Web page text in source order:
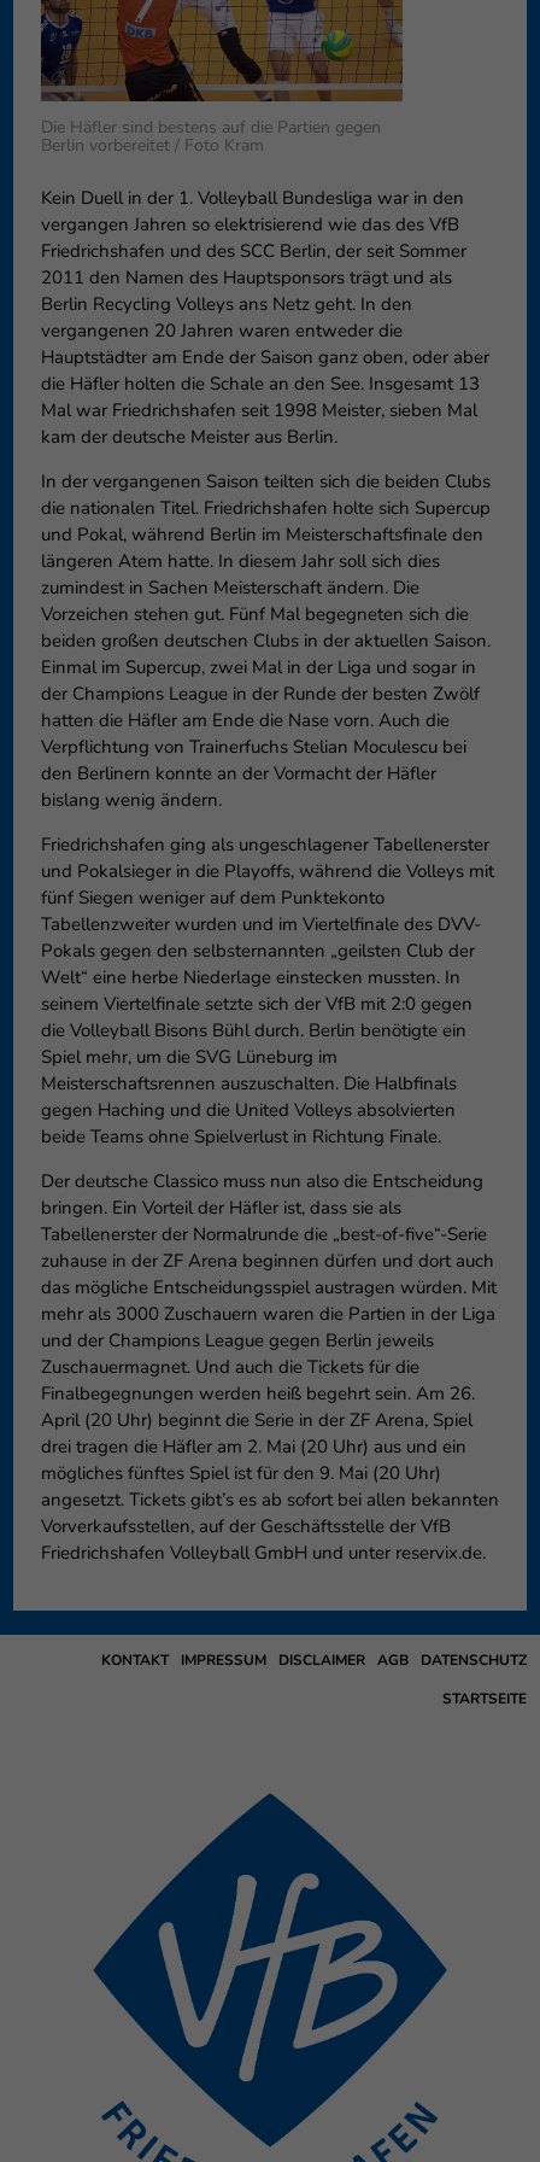
Die Häfler sind bestens auf die Partien gegen
Berlin vorbereitet / Foto Kram
Kein Duell in der 1. Volleyball Bundesliga war in den
vergangen Jahren so elektrisierend wie das des VfB
Friedrichshafen und des SCC Berlin, der seit Sommer
2011 den Namen des Hauptsponsors trägt und als
Berlin Recycling Volleys ans Netz geht. In den
vergangenen 20 Jahren waren entweder die
Hauptstädter am Ende der Saison ganz oben, oder aber
die Häfler holten die Schale an den See. Insgesamt 13
Mal war Friedrichshafen seit 1998 Meister, sieben Mal
kam der deutsche Meister aus Berlin.
In der vergangenen Saison teilten sich die beiden Clubs
die nationalen Titel. Friedrichshafen holte sich Supercup
und Pokal, während Berlin im Meisterschaftsfinale den
längeren Atem hatte. In diesem Jahr soll sich dies
zumindest in Sachen Meisterschaft ändern. Die
Vorzeichen stehen gut. Fünf Mal begegneten sich die
beiden großen deutschen Clubs in der aktuellen Saison.
Einmal im Supercup, zwei Mal in der Liga und sogar in
der Champions League in der Runde der besten Zwölf
hatten die Häfler am Ende die Nase vorn. Auch die
Verpflichtung von Trainerfuchs Stelian Moculescu bei
den Berlinern konnte an der Vormacht der Häfler
bislang wenig ändern.
Friedrichshafen ging als ungeschlagener Tabellenerster
und Pokalsieger in die Playoffs, während die Volleys mit
fünf Siegen weniger auf dem Punktekonto
Tabellenzweiter wurden und im Viertelfinale des DVV-
Pokals gegen den selbsternannten „geilsten Club der
Welt“ eine herbe Niederlage einstecken mussten. In
seinem Viertelfinale setzte sich der VfB mit 2:0 gegen
die Volleyball Bisons Bühl durch. Berlin benötigte ein
Spiel mehr, um die SVG Lüneburg im
Meisterschaftsrennen auszuschalten. Die Halbfinals
gegen Haching und die United Volleys absolvierten
beide Teams ohne Spielverlust in Richtung Finale.
Der deutsche Classico muss nun also die Entscheidung
bringen. Ein Vorteil der Häfler ist, dass sie als
Tabellenerster der Normalrunde die „best-of-five“-Serie
zuhause in der ZF Arena beginnen dürfen und dort auch
das mögliche Entscheidungsspiel austragen würden. Mit
mehr als 3000 Zuschauern waren die Partien in der Liga
und der Champions League gegen Berlin jeweils
Zuschauermagnet. Und auch die Tickets für die
Finalbegegnungen werden heiß begehrt sein. Am 26.
April (20 Uhr) beginnt die Serie in der ZF Arena, Spiel
drei tragen die Häfler am 2. Mai (20 Uhr) aus und ein
mögliches fünftes Spiel ist für den 9. Mai (20 Uhr)
angesetzt. Tickets gibt’s es ab sofort bei allen bekannten
Vorverkaufsstellen, auf der Geschäftsstelle der VfB
Friedrichshafen Volleyball GmbH und unter reservix.de.
DATENSCHUTZ
AGB
DISCLAIMER
IMPRESSUM
KONTAKT
STARTSEITE
Datenschutzeinstellungen
Essenziell (1)
Essenzielle Cookies
Funktion der Website
Inhalte von Videoplattformen
blockiert. Wenn Cookies von
diese Inhalte keiner manuellen